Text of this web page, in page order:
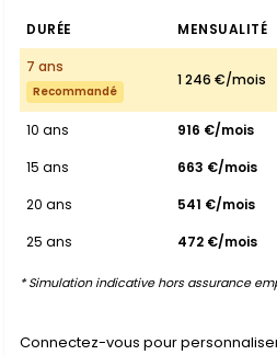
DURÉE MENSUALITÉ
7 ans
Recommandé
1 246 €/mois
10 ans 916 €/mois
15 ans
663 €/mois
20 ans
541 €/mois
25 ans
472 €/mois
* Simulation indicative hors assurance
Connectez-vous pour